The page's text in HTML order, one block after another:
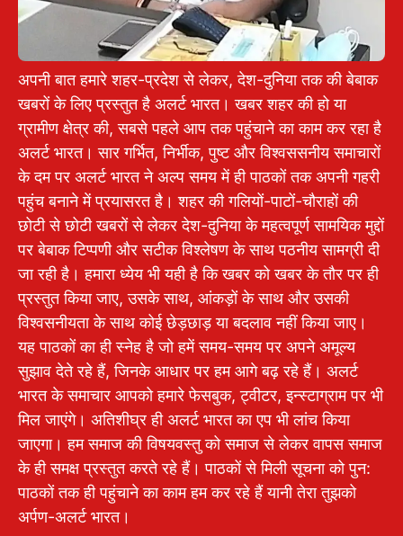
अपनी बात हमारे शहर-प्रदेश से लेकर, देश-दुनिया तक की बेबाक
खबरों के लिए प्रस्तुत है अलर्ट भारत। खबर शहर की हो या
ग्रामीण क्षेत्र की, सबसे पहले आप तक पहुंचाने का काम कर रहा है
अलर्ट भारत। सार गर्भित, निर्भीक, पुष्ट और विश्वससनीय समाचारों
के दम पर अलर्ट भारत ने अल्प समय में ही पाठकों तक अपनी गहरी
पहुंच बनाने में प्रयासरत है। शहर की गलियों-पाटों-चौराहों की
छोटी से छोटी खबरों से लेकर देश-दुनिया के महत्वपूर्ण सामयिक मुद्दों
पर बेबाक टिप्पणी और सटीक विश्लेषण के साथ पठनीय सामग्री दी
जा रही है। हमारा ध्येय भी यही है कि खबर को खबर के तौर पर ही
प्रस्तुत किया जाए, उसके साथ, आंकड़ों के साथ और उसकी
विश्वसनीयता के साथ कोई छेड़छाड़ या बदलाव नहीं किया जाए।
यह पाठकों का ही स्नेह है जो हमें समय-समय पर अपने अमूल्य
सुझाव देते रहे हैं, जिनके आधार पर हम आगे बढ़ रहे हैं। अलर्ट
भारत के समाचार आपको हमारे फेसबुक, ट्वीटर, इन्स्टाग्राम पर भी
मिल जाएंगे। अतिशीघ्र ही अलर्ट भारत का एप भी लांच किया
जाएगा। हम समाज की विषयवस्तु को समाज से लेकर वापस समाज
के ही समक्ष प्रस्तुत करते रहे हैं। पाठकों से मिली सूचना को पुन:
पाठकों तक ही पहुंचाने का काम हम कर रहे हैं यानी तेरा तुझको
अर्पण-अलर्ट भारत।